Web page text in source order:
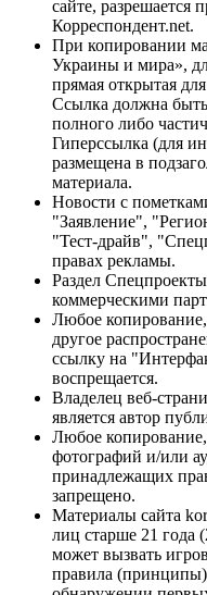
сайте, разрешается
Корреспондент.net.
При копировании
Украины и мира»,
прямая открытая
Ссылка должна
полного либо
Гиперссылка (для
размещена в
материала.
Новости с
"Заявление",
"Тест-драйв",
правах рекламы.
Раздел Спецпроекты
коммерческими
Любое
другое
ссылку на
воспрещается.
Владелец веб-
является автор
Любое копирование,
фотографий и/или
принадлежащих
запрещено.
Материалы сайта
лиц старше 21 года
может вызвать
правила